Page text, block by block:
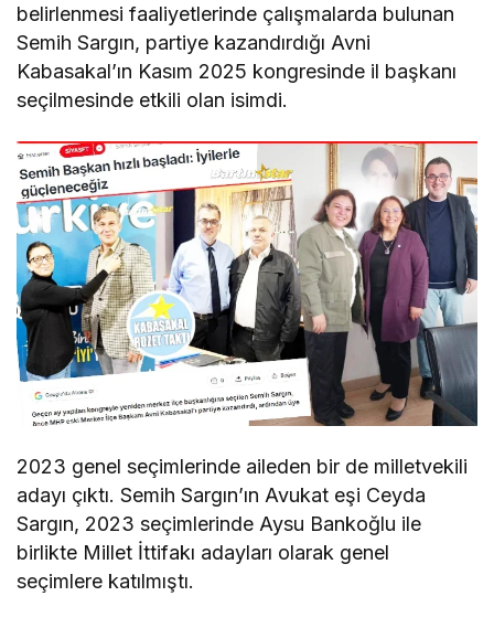
belirlenmesi faaliyetlerinde çalışmalarda bulunan
Semih Sargın, partiye kazandırdığı Avni
Kabasakal’ın Kasım 2025 kongresinde il başkanı
seçilmesinde etkili olan isimdi.
2023 genel seçimlerinde aileden bir de milletvekili
adayı çıktı. Semih Sargın’ın Avukat eşi Ceyda
Sargın, 2023 seçimlerinde Aysu Bankoğlu ile
birlikte Millet İttifakı adayları olarak genel
seçimlere katılmıştı.